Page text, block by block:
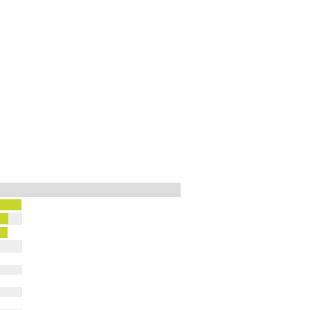
d'ostéophyte et de butoir osseux.
et/ou contention par appareillage rigide
stabilisation de l'articulation [arthrorise] par matériel
interne [arthrorise] temporaire.